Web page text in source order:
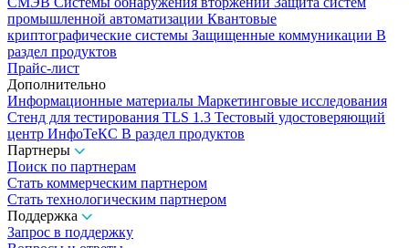
промышленной автоматизации Квантовые
криптографические системы Защищенные коммуникации В
раздел продуктов
Прайс-лист
Дополнительно
Информационные материалы Маркетинговые исследования
Стенд для тестирования TLS 1.3 Тестовый удостоверяющий
центр ИнфоТеКС В раздел продуктов
Партнеры
Поиск по партнерам
Стать коммерческим партнером
Стать технологическим партнером
Поддержка
Запрос в поддержку